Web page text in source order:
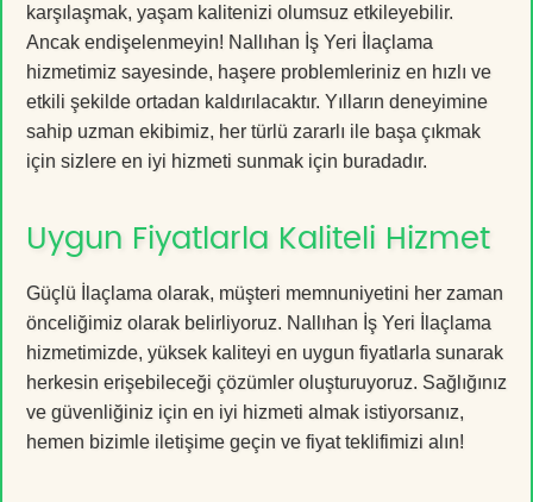
karşılaşmak, yaşam kalitenizi olumsuz etkileyebilir.
Ancak endişelenmeyin! Nallıhan İş Yeri İlaçlama
hizmetimiz sayesinde, haşere problemleriniz en hızlı ve
etkili şekilde ortadan kaldırılacaktır. Yılların deneyimine
sahip uzman ekibimiz, her türlü zararlı ile başa çıkmak
için sizlere en iyi hizmeti sunmak için buradadır.
Uygun Fiyatlarla Kaliteli Hizmet
Güçlü İlaçlama olarak, müşteri memnuniyetini her zaman
önceliğimiz olarak belirliyoruz. Nallıhan İş Yeri İlaçlama
hizmetimizde, yüksek kaliteyi en uygun fiyatlarla sunarak
herkesin erişebileceği çözümler oluşturuyoruz. Sağlığınız
ve güvenliğiniz için en iyi hizmeti almak istiyorsanız,
hemen bizimle iletişime geçin ve fiyat teklifimizi alın!